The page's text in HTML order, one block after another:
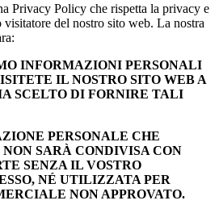
Privacy Policy che rispetta la privacy e
del nostro sito web. La nostra
INFORMAZIONI PERSONALI
IL NOSTRO SITO WEB A
SCELTO DI FORNIRE TALI
PERSONALE CHE
SARÀ CONDIVISA CON
SENZA IL VOSTRO
NÉ UTILIZZATA PER
NON APPROVATO.